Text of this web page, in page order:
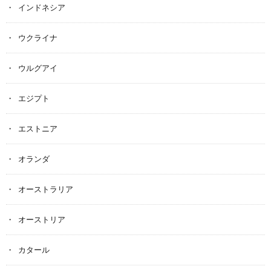
インドネシア
ウクライナ
ウルグアイ
エジプト
エストニア
オランダ
オーストラリア
オーストリア
カタール